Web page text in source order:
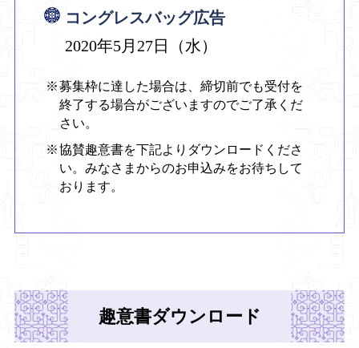
コングレスバッグ広告
2020年5月27日（水）
募集枠に達した場合は、締切前でも受付を
終了する場合がございますのでご了承くだ
さい。
協賛趣意書を下記よりダウンロードくださ
い。みなさまからのお申込みをお待ちして
おります。
趣意書ダウンロード